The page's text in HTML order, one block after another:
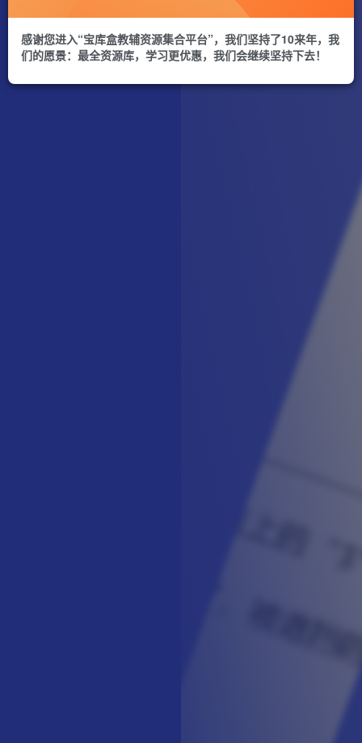
感谢您进入“宝库盒教辅资源集合平台”，我们坚持了10来年，我
们的愿景：最全资源库，学习更优惠，我们会继续坚持下去！